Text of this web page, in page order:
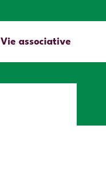
Vie associative